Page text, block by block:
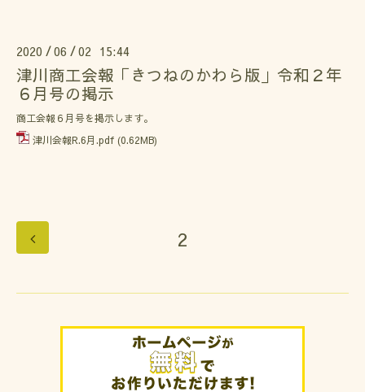
2020 /06 /02 15:44
津川商工会報「きつねのかわら版」令和２年
６月号の掲示
商工会報６月号を掲示します。
津川会報R.6月.pdf (0.62MB)
2